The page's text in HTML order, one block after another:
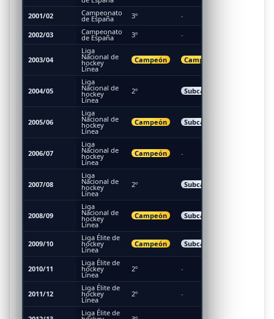
2001/02 Campeonato
de España 3º -
2002/03 Campeonato
de España 3º -
2003/04
Liga
Nacional de
hockey
Línea
Campeón Campeón
2004/05
Liga
Nacional de
hockey
Línea
2º Subcampeón
2005/06
Liga
Nacional de
hockey
Línea
Campeón Subcampeón
2006/07
Liga
Nacional de
hockey
Línea
Campeón -
2007/08
Liga
Nacional de
hockey
Línea
2º Subcampeón
2008/09
Liga
Nacional de
hockey
Línea
Campeón Subcampeón
2009/10
Liga Élite de
hockey
Línea
Campeón Subcampeón
2010/11
Liga Élite de
hockey
Línea
2º -
2011/12
Liga Élite de
hockey
Línea
2º -
Liga Élite de